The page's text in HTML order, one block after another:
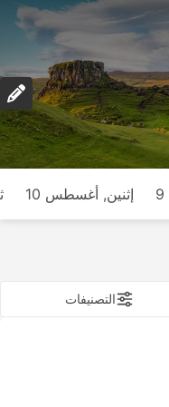
إثنين, أغسطس 10
التصنيفات